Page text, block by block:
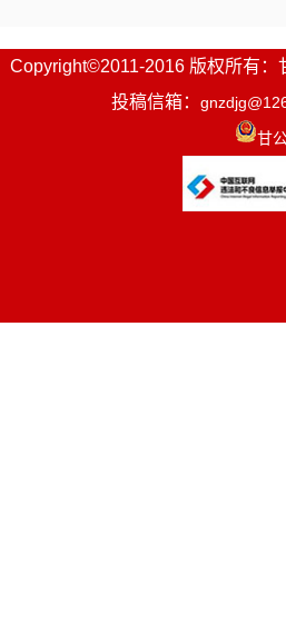
Copyright©2011-2016 版权所有：
投稿信箱：
甘